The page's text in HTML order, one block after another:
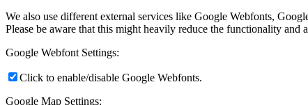
We also use different external services like Google Webfonts,
Please be aware that this might heavily reduce the functionality
Google Webfont Settings:
Click to enable/disable Google Webfonts.
Google Map Settings: